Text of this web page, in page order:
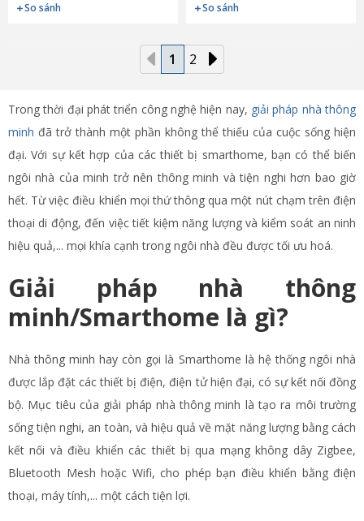
So sánh So sánh
1 2
Trong thời đại phát triển công nghệ hiện nay, giải pháp nhà thông
minh đã trở thành một phần không thể thiếu của cuộc sống hiện
đại. Với sự kết hợp của các thiết bị smarthome, bạn có thể biến
ngôi nhà của minh trở nên thông minh và tiện nghi hơn bao giờ
hết. Từ việc điều khiển mọi thứ thông qua một nút chạm trên điện
thoại di động, đến việc tiết kiệm năng lượng và kiểm soát an ninh
hiệu quả,... mọi khía cạnh trong ngôi nhà đều được tối ưu hoá.
Giải pháp nhà thông
minh/Smarthome là gì?
Nhà thông minh hay còn gọi là Smarthome là hệ thống ngôi nhà
được lắp đặt các thiết bị điện, điện tử hiện đại, có sự kết nối đồng
bộ. Mục tiêu của giải pháp nhà thông minh là tạo ra môi trường
sống tiện nghi, an toàn, và hiệu quả về mặt năng lượng bằng cách
kết nối và điều khiển các thiết bị qua mạng không dây Zigbee,
Bluetooth Mesh hoặc Wifi, cho phép bạn điều khiển bằng điện
thoại, máy tính,... một cách tiện lợi.